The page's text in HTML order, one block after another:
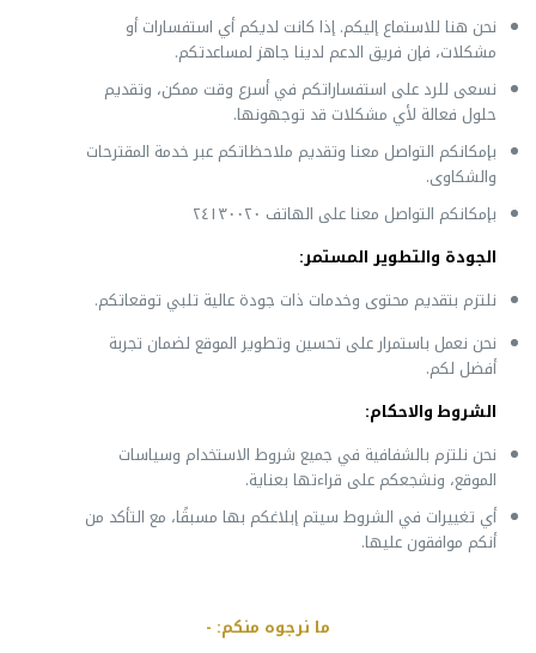
نحن هنا للاستماع إليكم. إذا كانت لديكم أي استفسارات أو
مشكلات، فإن فريق الدعم لدينا جاهز لمساعدتكم.
نسعى للرد على استفساراتكم في أسرع وقت ممكن، وتقديم
حلول فعالة لأي مشكلات قد توجهونها.
بإمكانكم التواصل معنا وتقديم ملاحظاتكم عبر خدمة المقترحات
والشكاوى.
بإمكانكم التواصل معنا على الهاتف ٢٤١٣٠٠٢٠
الجودة والتطوير المستمر:
نلتزم بتقديم محتوى وخدمات ذات جودة عالية تلبي توقعاتكم.
نحن نعمل باستمرار على تحسين وتطوير الموقع لضمان تجربة
أفضل لكم.
الشروط والاحكام:
نحن نلتزم بالشفافية في جميع شروط الاستخدام وسياسات
الموقع، ونشجعكم على قراءتها بعناية.
أي تغييرات في الشروط سيتم إبلاغكم بها مسبقًا، مع التأكد من
أنكم موافقون عليها.
ما نرجوه منكم: -